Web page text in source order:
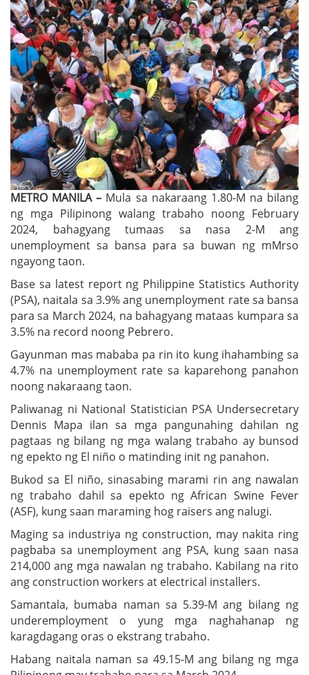
METRO MANILA – Mula sa nakaraang 1.80-M na bilang
ng mga Pilipinong walang trabaho noong February
2024, bahagyang tumaas sa nasa 2-M ang
unemployment sa bansa para sa buwan ng mMrso
ngayong taon.
Base sa latest report ng Philippine Statistics Authority
(PSA), naitala sa 3.9% ang unemployment rate sa bansa
para sa March 2024, na bahagyang mataas kumpara sa
3.5% na record noong Pebrero.
Gayunman mas mababa pa rin ito kung ihahambing sa
4.7% na unemployment rate sa kaparehong panahon
noong nakaraang taon.
Paliwanag ni National Statistician PSA Undersecretary
Dennis Mapa ilan sa mga pangunahing dahilan ng
pagtaas ng bilang ng mga walang trabaho ay bunsod
ng epekto ng El niño o matinding init ng panahon.
Bukod sa El niño, sinasabing marami rin ang nawalan
ng trabaho dahil sa epekto ng African Swine Fever
(ASF), kung saan maraming hog raisers ang nalugi.
Maging sa industriya ng construction, may nakita ring
pagbaba sa unemployment ang PSA, kung saan nasa
214,000 ang mga nawalan ng trabaho. Kabilang na rito
ang construction workers at electrical installers.
Samantala, bumaba naman sa 5.39-M ang bilang ng
underemployment o yung mga naghahanap ng
karagdagang oras o ekstrang trabaho.
Habang naitala naman sa 49.15-M ang bilang ng mga